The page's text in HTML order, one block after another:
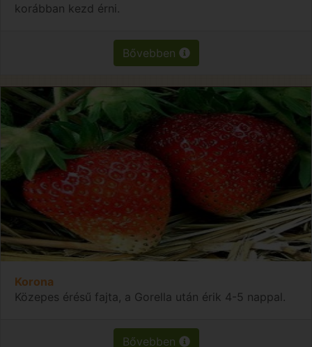
korábban kezd érni.
Bővebben
Korona
Közepes érésű fajta, a Gorella után érik 4-5 nappal.
Bővebben